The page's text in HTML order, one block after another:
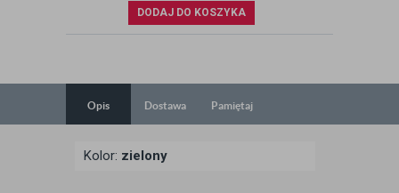
DODAJ DO KOSZYKA
Opis Dostawa Pamiętaj
Kolor: zielony